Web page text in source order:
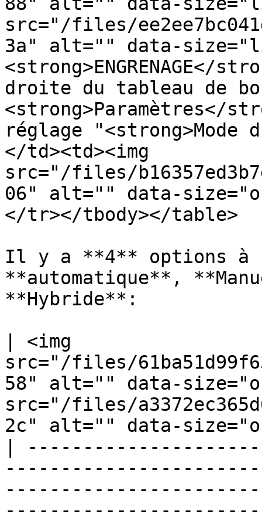
src="/files/
3a" alt="" data-
<strong>ENGRENAGE</
droite du tableau de
<strong>Paramètres</
réglage "<strong>Mode
</td><td><img
src="/files/
06" alt="" data-
</tr></tbody></table>
Il y a **4** options à
**automatique**,
**Hybride**:
| <img
src="/files/
58" alt="" data-
src="/files/
2c" alt="" data-
|